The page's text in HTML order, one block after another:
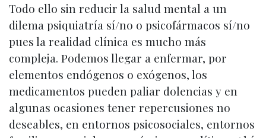
Todo ello sin reducir la salud mental a un
dilema psiquiatría sí/no o psicofármacos sí/no
pues la realidad clínica es mucho más
compleja. Podemos llegar a enfermar, por
elementos endógenos o exógenos, los
medicamentos pueden paliar dolencias y en
algunas ocasiones tener repercusiones no
deseables, en entornos psicosociales, entornos